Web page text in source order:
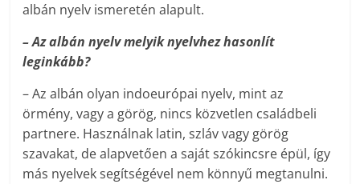
albán nyelv ismeretén alapult.
– Az albán nyelv melyik nyelvhez hasonlít
leginkább?
– Az albán olyan indoeurópai nyelv, mint az
örmény, vagy a görög, nincs közvetlen családbeli
partnere. Használnak latin, szláv vagy görög
szavakat, de alapvetően a saját szókincsre épül, így
más nyelvek segítségével nem könnyű megtanulni.